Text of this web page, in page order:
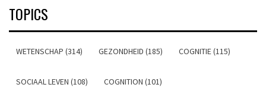
TOPICS
WETENSCHAP (314) GEZONDHEID (185) COGNITIE (115)
SOCIAAL LEVEN (108) COGNITION (101)